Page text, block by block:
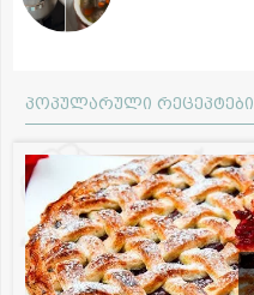
პოპულარული რეცეპტები